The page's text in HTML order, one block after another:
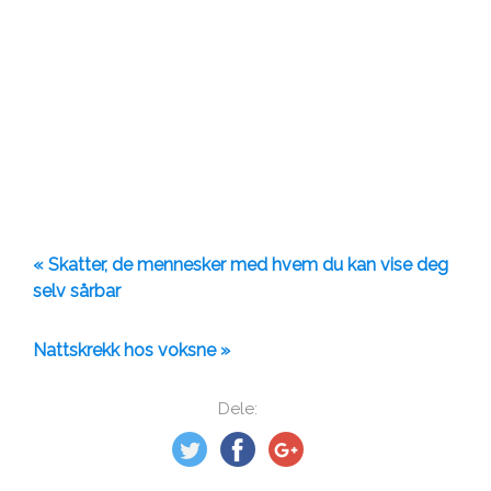
Dele:
« Skatter, de mennesker med hvem du kan vise deg
selv sårbar
Nattskrekk hos voksne »